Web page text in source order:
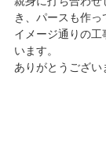
き、パースも作っ
イメージ通りの工
います。
ありがとうござい